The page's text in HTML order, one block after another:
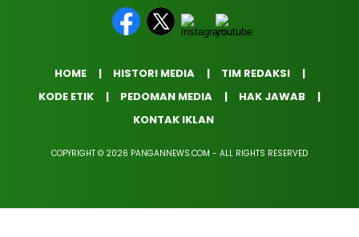
HOME HISTORI MEDIA
TIM REDAKSI
KODE ETIK
PEDOMAN MEDIA
HAK JAWAB
KONTAK IKLAN
COPYRIGHT © 2026 PANGANNEWS.COM - ALL RIGHTS RESERVED